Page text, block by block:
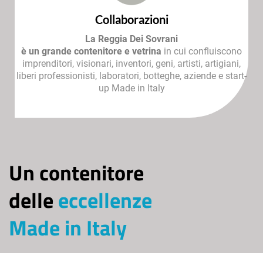
Collaborazioni
La Reggia Dei Sovrani
è un grande contenitore e vetrina in cui confluiscono
imprenditori, visionari, inventori, geni, artisti, artigiani,
liberi professionisti, laboratori, botteghe, aziende e start-
up Made in Italy
Un contenitore
delleeccellenze
Made in Italy